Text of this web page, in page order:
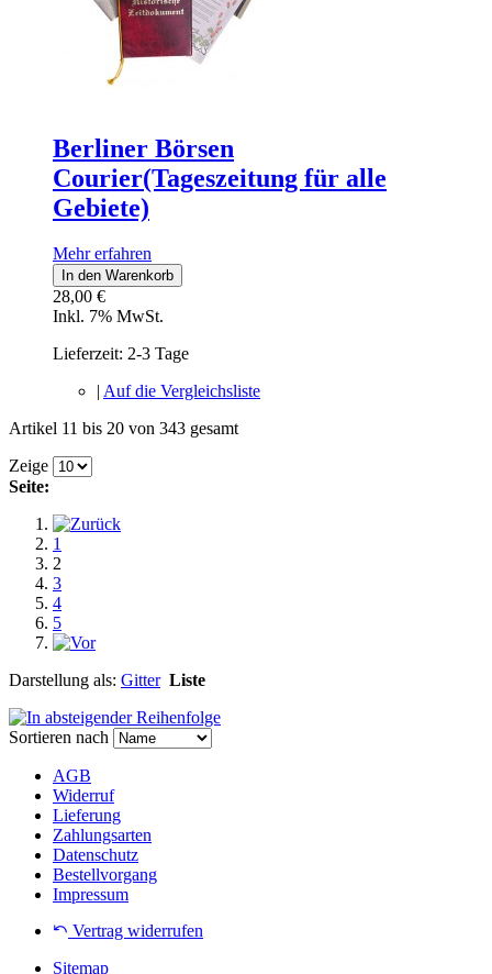
Berliner Börsen
Courier(Tageszeitung für alle
Gebiete)
Mehr erfahren
In den Warenkorb
28,00 €
Inkl. 7% MwSt.
Lieferzeit: 2-3 Tage
| Auf die Vergleichsliste
Artikel 11 bis 20 von 343 gesamt
Zeige
Seite:
1
2
3
4
5
Darstellung als: Gitter Liste
Sortieren nach
AGB
Widerruf
Lieferung
Zahlungsarten
Datenschutz
Bestellvorgang
Impressum
Vertrag widerrufen
Sitemap